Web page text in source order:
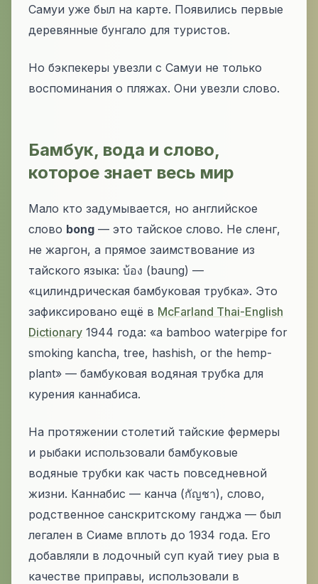
Самуи уже был на карте. Появились первые
деревянные бунгало для туристов.
Но бэкпекеры увезли с Самуи не только
воспоминания о пляжах. Они увезли слово.
Бамбук, вода и слово,
которое знает весь мир
Мало кто задумывается, но английское
слово bong — это тайское слово. Не сленг,
не жаргон, а прямое заимствование из
тайского языка: บ้อง (baung) —
«цилиндрическая бамбуковая трубка». Это
зафиксировано ещё в McFarland Thai-English
Dictionary 1944 года: «a bamboo waterpipe for
smoking kancha, tree, hashish, or the hemp-
plant» — бамбуковая водяная трубка для
курения каннабиса.
На протяжении столетий тайские фермеры
и рыбаки использовали бамбуковые
водяные трубки как часть повседневной
жизни. Каннабис — канча (กัญชา), слово,
родственное санскритскому ганджа — был
легален в Сиаме вплоть до 1934 года. Его
добавляли в лодочный суп куай тиеу рыа в
качестве приправы, использовали в